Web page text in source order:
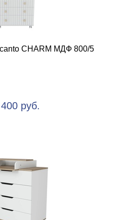
CHARM МДФ 800/5
руб.